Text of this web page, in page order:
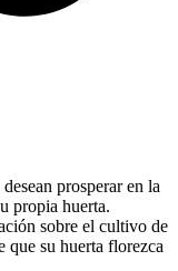
prosperar en la
propia huerta.
sobre el cultivo de
que su huerta florezca